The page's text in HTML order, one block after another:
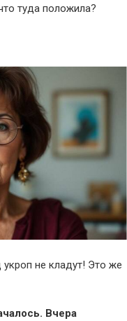
туда положила?
не кладут! Это же
Вчера